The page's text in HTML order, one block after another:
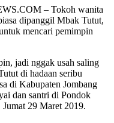
– Tokoh wanita
dipanggil Mbak Tutut,
mencari pemimpin
jadi nggak usah saling
di hadaan seribu
di Kabupaten Jombang
dan santri di Pondok
29 Maret 2019.